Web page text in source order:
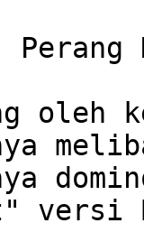
Perang
oleh
versi